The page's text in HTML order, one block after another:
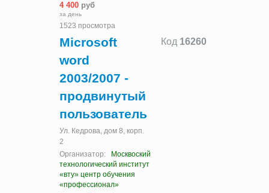
4 400 руб
за день
1523 просмотра
Код 16260
Microsoft
word
2003/2007 -
продвинутый
пользователь
Ул. Кедрова, дом 8, корп.
2
Организатор:
Москвоский
технологический институт
«вту» центр обучения
«профессионал»